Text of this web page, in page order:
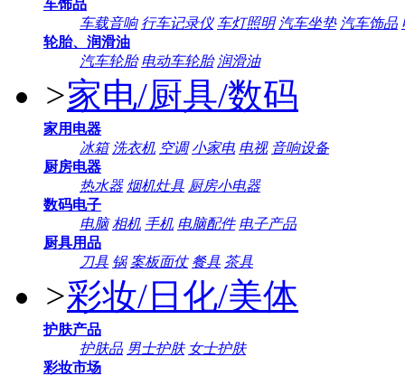
车饰品
车载音响 行车记录仪 车灯照明 汽车坐垫 汽车饰品
轮胎、润滑油
汽车轮胎 电动车轮胎 润滑油
>家电/厨具/数码
家用电器
冰箱 洗衣机 空调 小家电 电视 音响设备
厨房电器
热水器 烟机灶具 厨房小电器
数码电子
电脑 相机 手机 电脑配件 电子产品
厨具用品
刀具 锅 案板面仗 餐具 茶具
>彩妆/日化/美体
护肤产品
护肤品 男士护肤 女士护肤
彩妆市场